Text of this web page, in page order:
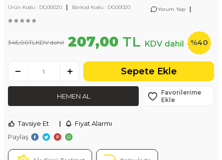
Ürün Kodu : DG00020 | Barkod Kodu : DG00020 Yorum Yap |
345,00TLKDV dahil 207,00 TL KDV dahil %40
Sepete Ekle
HEMEN AL
Favorilerime
Ekle
Tavsiye Et |
Fiyat Alarmı
Paylaş